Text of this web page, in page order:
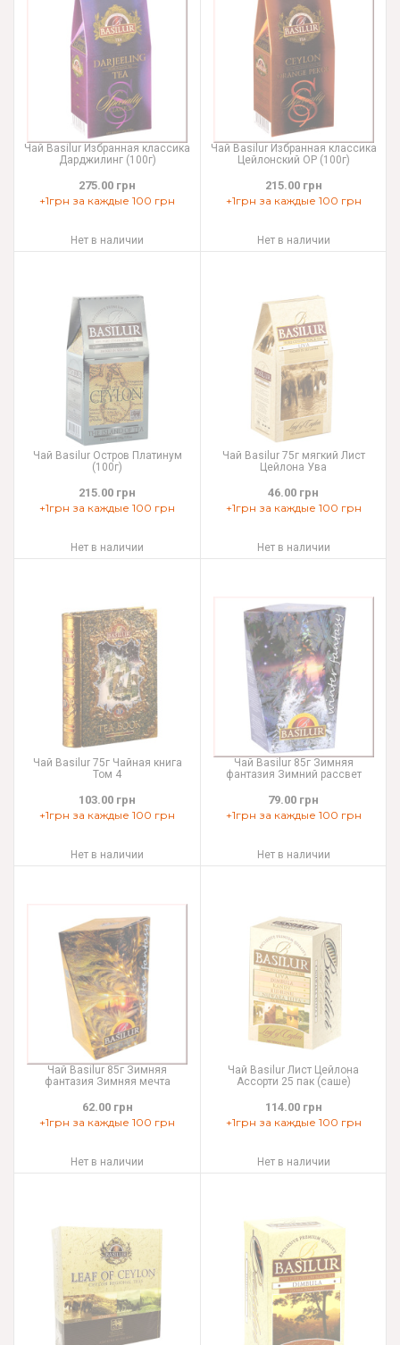
Чай Basilur Избранная классика
Дарджилинг (100г)
275.00 грн
+1грн за каждые 100 грн
Нет в наличии
Чай Basilur Избранная классика
Цейлонский ОР (100г)
215.00 грн
+1грн за каждые 100 грн
Нет в наличии
Чай Basilur Остров Платинум
(100г)
215.00 грн
+1грн за каждые 100 грн
Нет в наличии
Чай Basilur 75г мягкий Лист
Цейлона Ува
46.00 грн
+1грн за каждые 100 грн
Нет в наличии
Чай Basilur 75г Чайная книга
Том 4
103.00 грн
+1грн за каждые 100 грн
Нет в наличии
Чай Basilur 85г Зимняя
фантазия Зимний рассвет
79.00 грн
+1грн за каждые 100 грн
Нет в наличии
Чай Basilur 85г Зимняя
фантазия Зимняя мечта
62.00 грн
+1грн за каждые 100 грн
Нет в наличии
Чай Basilur Лист Цейлона
Ассорти 25 пак (саше)
114.00 грн
+1грн за каждые 100 грн
Нет в наличии